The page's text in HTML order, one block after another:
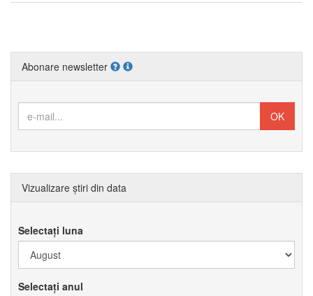
Abonare newsletter
Vizualizare știri din data
Selectați luna
Selectați anul